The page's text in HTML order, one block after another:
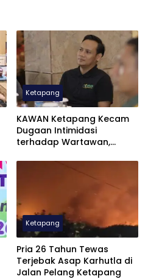
Ketapang
KAWAN Ketapang Kecam
Dugaan Intimidasi
terhadap Wartawan,
Sesuai UU Pers
Ketapang
Pria 26 Tahun Tewas
Terjebak Asap Karhutla di
Jalan Pelang Ketapang